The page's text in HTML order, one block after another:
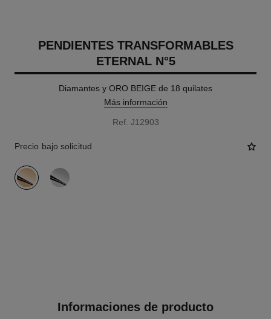
PENDIENTES TRANSFORMABLES
ETERNAL N°5
Diamantes y ORO BEIGE de 18 quilates
Más información
Ref. J12903
Precio bajo solicitud
variante (2)
Informaciones de producto